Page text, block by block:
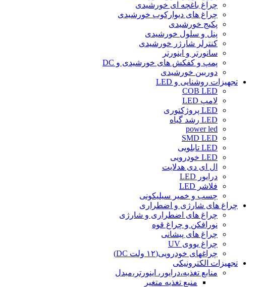
چراغ باغچه ای خورشیدی
چراغ های دیوارکوب خورشیدی
پکیج خورشیدی
پنل و سلول خورشیدی
کنترلر شارژر خورشیدی
سانورتر و اینورتر
پمپ و کفکش های خورشیدی و DC
دوربین خورشیدی
تجهیزات روشنایی و LED
COB LED
لامپ LED
LED پروژکتوری
LED رشد گیاه
power led
SMD LED
LED تابلویی
LED خودرویی
ال ای دی هدلایت
درایور LED
فلاشر LED
چسب و خمیر سیلیکونی
چراغ های شارژی و اضطراری
چراغ های اضطراری و شارژی
نورافکن و چراغ قوه
چراغ های پیشانی
چراغ یووی UV
چراغهای خودرویی(۱۲ ولت DC)
تجهیزات الکترونیکی
منابع تغذیه،درایور، اینورتر،مبدل
منبع تغذیه متغیر